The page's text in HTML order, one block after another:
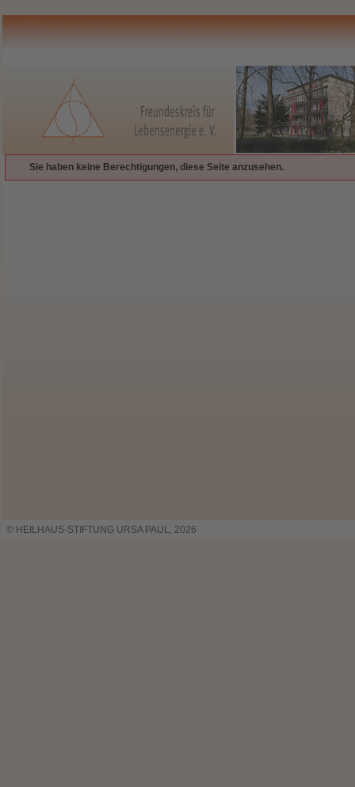
Sie haben keine Berechtigungen, diese Seite anzusehen.
© HEILHAUS-STIFTUNG URSA PAUL, 2026